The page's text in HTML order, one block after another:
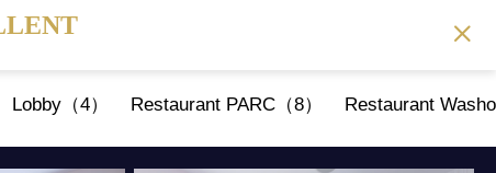
Lobby（4） Restaurant PARC（8） Restaurant